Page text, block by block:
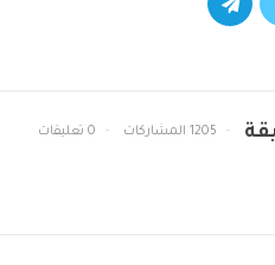
1205 المشاركات 0 تعليقات